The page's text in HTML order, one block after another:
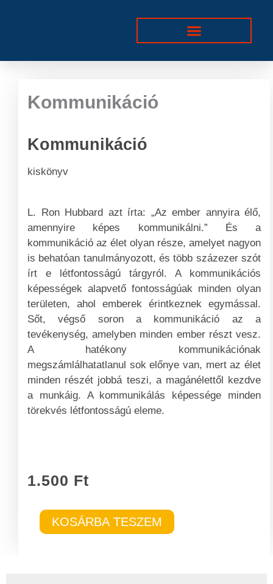
Kommunikáció
Kommunikáció
kiskönyv
L. Ron Hubbard azt írta: „Az ember annyira élő,
amennyire képes kommunikálni.” És a
kommunikáció az élet olyan része, amelyet nagyon
is behatóan tanulmányozott, és több százezer szót
írt e létfontosságú tárgyról. A kommunikációs
képességek alapvető fontosságúak minden olyan
területen, ahol emberek érintkeznek egymással.
Sőt, végső soron a kommunikáció az a
tevékenység, amelyben minden ember részt vesz.
A hatékony kommunikációnak
megszámlálhatatlanul sok előnye van, mert az élet
minden részét jobbá teszi, a magánélettől kezdve
a munkáig. A kommunikálás képessége minden
törekvés létfontosságú eleme.
1.500 Ft
Kommunikáció
mennyiség
KOSÁRBA TESZEM